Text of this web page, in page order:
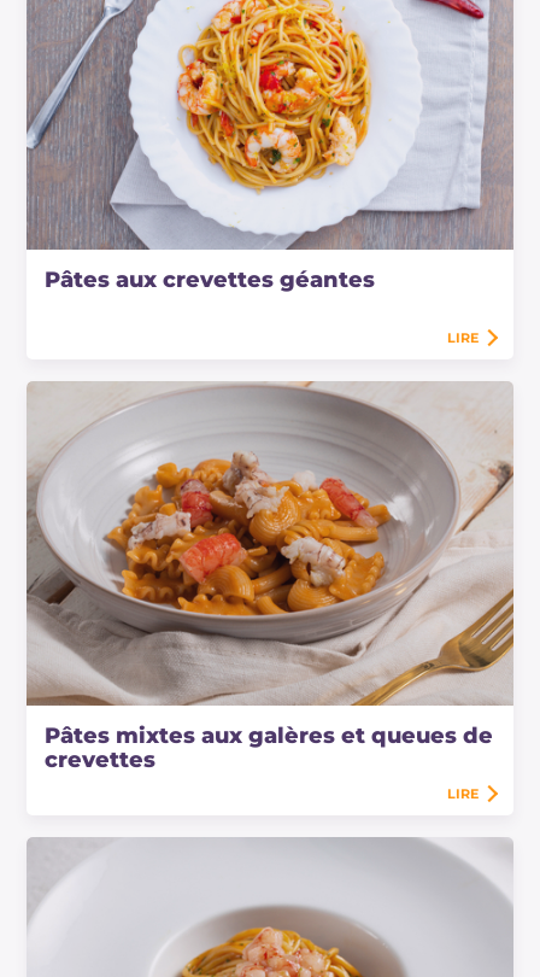
Pâtes aux crevettes géantes
LIRE
Pâtes mixtes aux galères et queues de
crevettes
LIRE